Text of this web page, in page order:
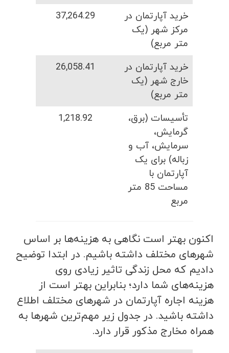
خرید آپارتمان در
مرکز شهر (یک
متر مربع)
37,264.29
خرید آپارتمان در
خارج شهر (یک
متر مربع)
26,058.41
تأسیسات (برق،
گرمایش،
سرمایش، آب و
زباله) برای یک
آپارتمان با
مساحت 85 متر
مربع
1,218.92
اکنون بهتر است نگاهی به هزینه‌ها بر اساس
شهرهای مختلف داشته باشیم. در ابتدا توضیح
دادیم که محل زندگی تاثیر زیادی روی
هزینه‌های شما دارد؛ بنابراین بهتر است از
هزینه اجاره آپارتمان در شهرهای مختلف اطلاع
داشته باشید. در جدول زیر مهم‌ترین شهرها به
همراه مخارج مذکور قرار دارد.